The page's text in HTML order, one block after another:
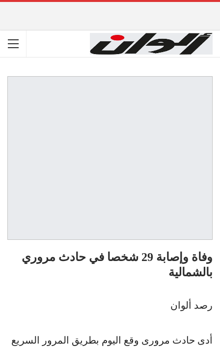
وفاة وإصابة 29 شخصا في حادث مروري
بالشمالية
رصد ألوان
أدى حادث مرورى وقع اليوم بطريق المرور السريع